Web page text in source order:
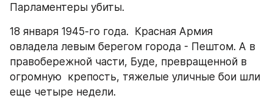
Парламентеры убиты.
18 января 1945-го года.  Красная Армия
овладела левым берегом города - Пештом. А в
правобережной части, Буде, превращенной в
огромную  крепость, тяжелые уличные бои шли
еще четыре недели.